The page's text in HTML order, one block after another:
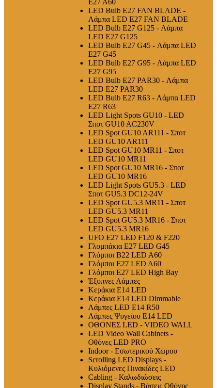
E27 A60
LED Bulb E27 FAN BLADE -
Λάμπα LED E27 FAN BLADE
LED Bulb E27 G125 - Λάμπα
LED E27 G125
LED Bulb E27 G45 - Λάμπα LED
E27 G45
LED Bulb E27 G95 - Λάμπα LED
E27 G95
LED Bulb E27 PAR30 - Λάμπα
LED E27 PAR30
LED Bulb E27 R63 - Λάμπα LED
E27 R63
LED Light Spots GU10 - LED
Σποτ GU10 AC230V
LED Spot GU10 AR111 - Σποτ
LED GU10 AR111
LED Spot GU10 MR11 - Σποτ
LED GU10 MR11
LED Spot GU10 MR16 - Σποτ
LED GU10 MR16
LED Light Spots GU5.3 - LED
Σποτ GU5.3 DC12-24V
LED Spot GU5.3 MR11 - Σποτ
LED GU5.3 MR11
LED Spot GU5.3 MR16 - Σποτ
LED GU5.3 MR16
UFO E27 LED F120 & F220
Γλομπάκια E27 LED G45
Γλόμποι B22 LED A60
Γλόμποι E27 LED A60
Γλόμποι E27 LED High Bay
Έξυπνες Λάμπες
Κεράκια E14 LED
Κεράκια E14 LED Dimmable
Λάμπες LED E14 R50
Λάμπες Ψυγείου E14 LED
ΟΘΟΝΕΣ LED - VIDEO WALL
LED Video Wall Cabinets -
Οθόνες LED PRO
Indoor - Εσωτερικού Χώρου
Scrolling LED Displays -
Κυλιόμενες Πινακίδες LED
Cabling - Καλωδιώσεις
Display Stands - Βάσεις Οθόνης